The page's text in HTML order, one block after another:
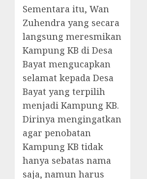
Sementara itu, Wan
Zuhendra yang secara
langsung meresmikan
Kampung KB di Desa
Bayat mengucapkan
selamat kepada Desa
Bayat yang terpilih
menjadi Kampung KB.
Dirinya mengingatkan
agar penobatan
Kampung KB tidak
hanya sebatas nama
saja, namun harus